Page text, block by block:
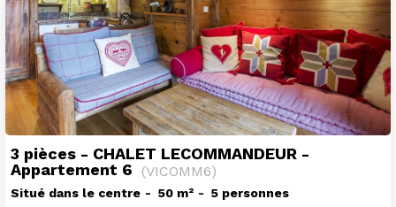
3 pièces - CHALET LECOMMANDEUR -
Appartement 6
(VICOMM6)
Situé dans le centre 50 m² 5 personnes